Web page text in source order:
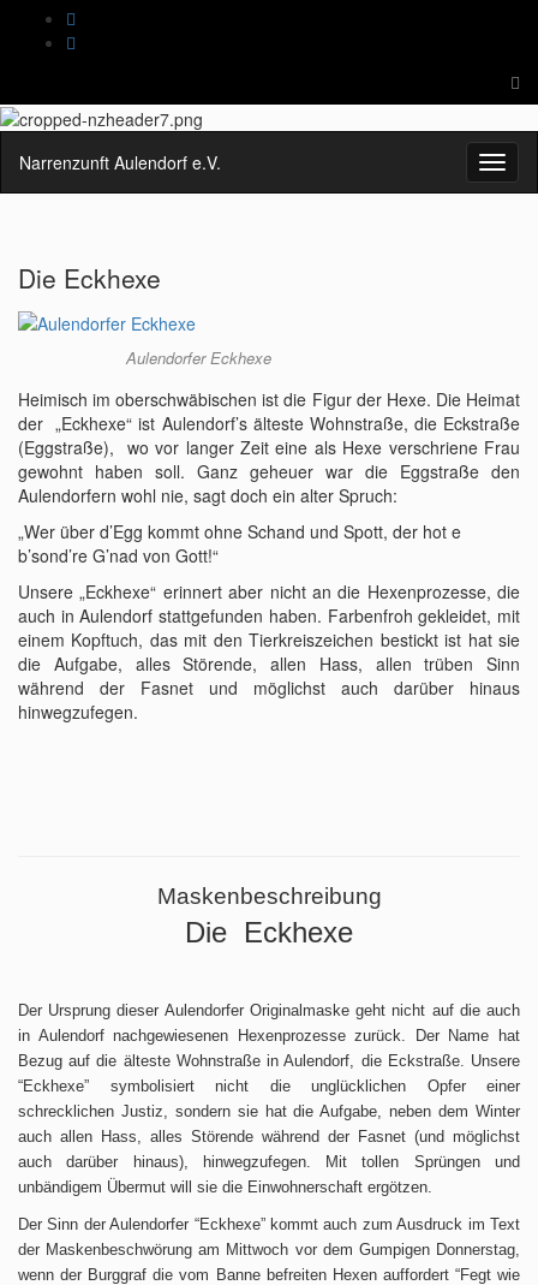
Search
Narrenzunft Aulendorf e.V.
Die Eckhexe
Aulendorfer Eckhexe
Heimisch im oberschwäbischen ist die Figur der Hexe. Die Heimat
der „Eckhexe“ ist Aulendorf’s älteste Wohnstraße, die Eckstraße
(Eggstraße), wo vor langer Zeit eine als Hexe verschriene Frau
gewohnt haben soll. Ganz geheuer war die Eggstraße den
Aulendorfern wohl nie, sagt doch ein alter Spruch:
„Wer über d’Egg kommt ohne Schand und Spott, der hot e
b’sond’re G’nad von Gott!“
Unsere „Eckhexe“ erinnert aber nicht an die Hexenprozesse, die
auch in Aulendorf stattgefunden haben. Farbenfroh gekleidet, mit
einem Kopftuch, das mit den Tierkreiszeichen bestickt ist hat sie
die Aufgabe, alles Störende, allen Hass, allen trüben Sinn
während der Fasnet und möglichst auch darüber hinaus
hinwegzufegen.
Maskenbeschreibung
Die Eckhexe
Der Ursprung dieser Aulendorfer Originalmaske geht nicht auf die auch
in Aulendorf nachgewiesenen Hexenprozesse zurück. Der Name hat
Bezug auf die älteste Wohnstraße in Aulendorf, die Eckstraße. Unsere
“Eckhexe” symbolisiert nicht die unglücklichen Opfer einer
schrecklichen Justiz, sondern sie hat die Aufgabe, neben dem Winter
auch allen Hass, alles Störende während der Fasnet (und möglichst
auch darüber hinaus), hinwegzufegen. Mit tollen Sprüngen und
unbändigem Übermut will sie die Einwohnerschaft ergötzen.
Der Sinn der Aulendorfer “Eckhexe” kommt auch zum Ausdruck im Text
der Maskenbeschwörung am Mittwoch vor dem Gumpigen Donnerstag,
wenn der Burggraf die vom Banne befreiten Hexen auffordert “Fegt wie